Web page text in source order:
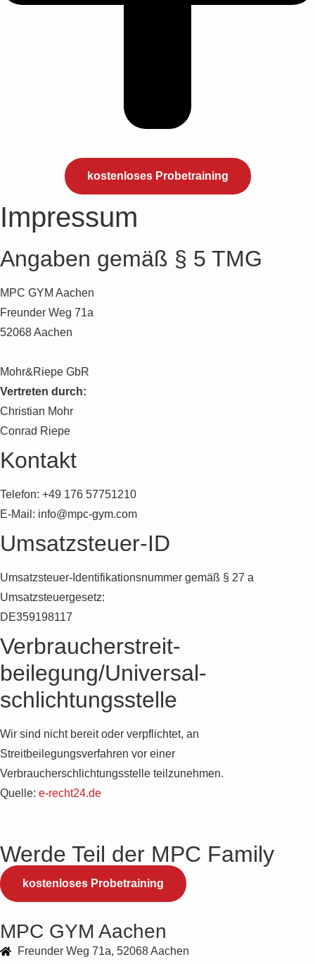
kostenloses Probetraining
Impressum
Angaben gemäß § 5 TMG
MPC GYM Aachen
Freunder Weg 71a
52068 Aachen
Mohr&Riepe GbR
Vertreten durch:
Christian Mohr
Conrad Riepe
Kontakt
Telefon: +49 176 57751210
E-Mail: info@mpc-gym.com
Umsatzsteuer-ID
Umsatzsteuer-Identifikationsnummer gemäß § 27 a
Umsatzsteuergesetz:
DE359198117
Verbraucher­streit­
beilegung/Universal­
schlichtungs­stelle
Wir sind nicht bereit oder verpflichtet, an
Streitbeilegungsverfahren vor einer
Verbraucherschlichtungsstelle teilzunehmen.
Quelle: e-recht24.de
Werde Teil der MPC Family
kostenloses Probetraining
MPC GYM Aachen
Freunder Weg 71a, 52068 Aachen